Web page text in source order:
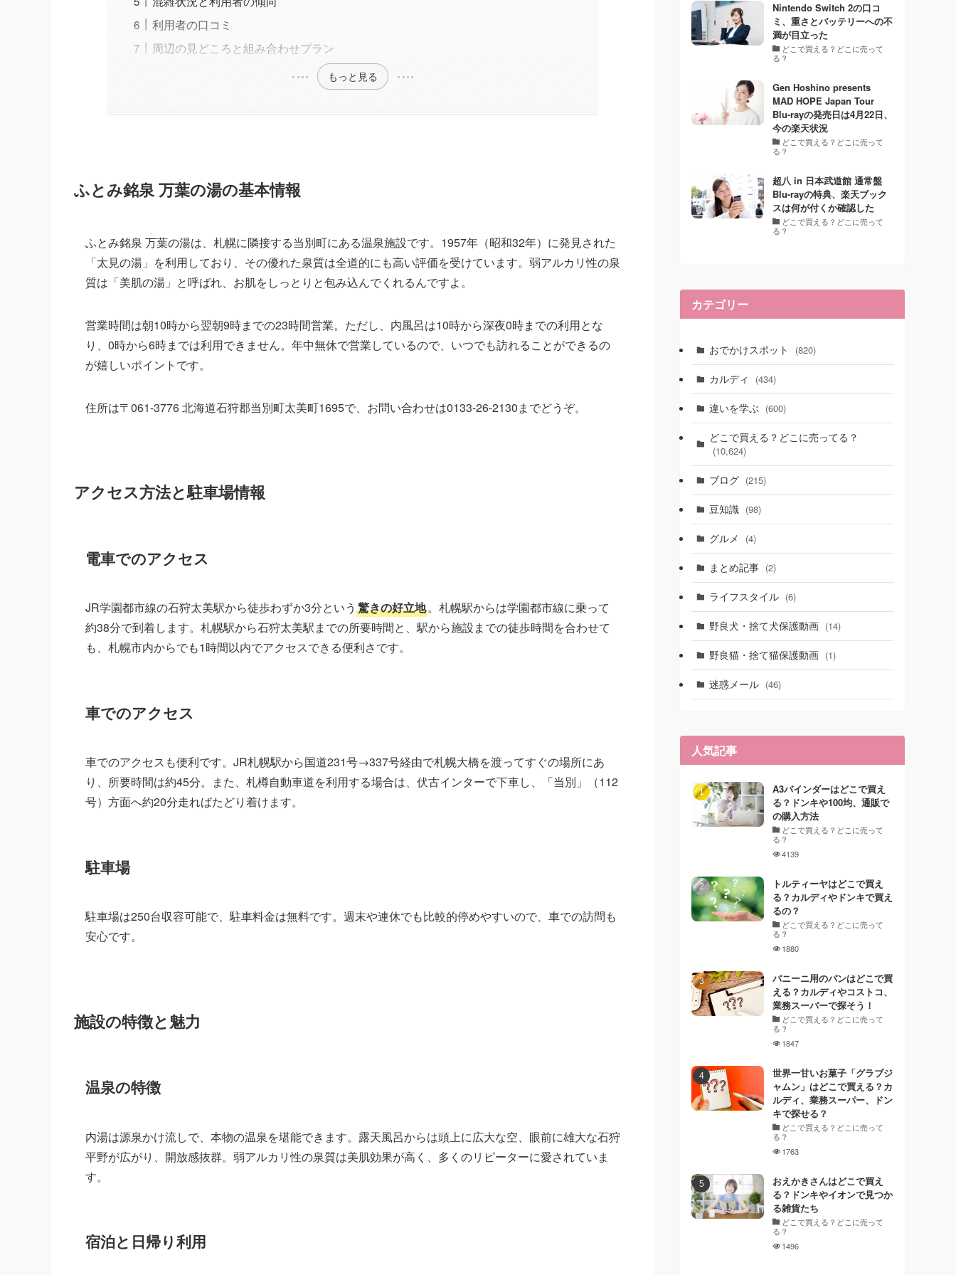
利用者の口コミ
周辺の見どころと組み合わせプラン
もっと見る
ふとみ銘泉 万葉の湯の基本情報
ふとみ銘泉 万葉の湯は、札幌に隣接する当別町にある温泉施設です。1957年（昭和32年）に発見された
「太見の湯」を利用しており、その優れた泉質は全道的にも高い評価を受けています。弱アルカリ性の泉
質は「美肌の湯」と呼ばれ、お肌をしっとりと包み込んでくれるんですよ。
営業時間は朝10時から翌朝9時までの23時間営業。ただし、内風呂は10時から深夜0時までの利用とな
り、0時から6時までは利用できません。年中無休で営業しているので、いつでも訪れることができるの
が嬉しいポイントです。
住所は〒061-3776 北海道石狩郡当別町太美町1695で、お問い合わせは0133-26-2130までどうぞ。
アクセス方法と駐車場情報
電車でのアクセス
JR学園都市線の石狩太美駅から徒歩わずか3分という 驚きの好立地。札幌駅からは学園都市線に乗って
約38分で到着します。札幌駅から石狩太美駅までの所要時間と、駅から施設までの徒歩時間を合わせて
も、札幌市内からでも1時間以内でアクセスできる便利さです。
車でのアクセス
車でのアクセスも便利です。JR札幌駅から国道231号→337号経由で札幌大橋を渡ってすぐの場所にあ
り、所要時間は約45分。また、札樽自動車道を利用する場合は、伏古インターで下車し、「当別」（112
号）方面へ約20分走ればたどり着けます。
駐車場
駐車場は250台収容可能で、駐車料金は無料です。週末や連休でも比較的停めやすいので、車での訪問も
安心です。
施設の特徴と魅力
温泉の特徴
内湯は源泉かけ流しで、本物の温泉を堪能できます。露天風呂からは頭上に広大な空、眼前に雄大な石狩
平野が広がり、開放感抜群。弱アルカリ性の泉質は美肌効果が高く、多くのリピーターに愛されていま
す。
宿泊と日帰り利用
Nintendo Switch 2の口コ
ミ、重さとバッテリーへの不
満が目立った
どこで買える？どこに売って
る？
Gen Hoshino presents
MAD HOPE Japan Tour
Blu-rayの発売日は4月22日、
今の楽天状況
どこで買える？どこに売って
る？
超八 in 日本武道館 通常盤
Blu-rayの特典、楽天ブック
スは何が付くか確認した
どこで買える？どこに売って
る？
カテゴリー
おでかけスポット (820)
カルディ (434)
違いを学ぶ (600)
どこで買える？どこに売ってる？
(10,624)
ブログ (215)
豆知識 (98)
グルメ (4)
まとめ記事 (2)
ライフスタイル (6)
野良犬・捨て犬保護動画 (14)
野良猫・捨て猫保護動画 (1)
迷惑メール (46)
人気記事
A3バインダーはどこで買え
る？ドンキや100均、通販で
の購入方法
どこで買える？どこに売って
る？
4139
トルティーヤはどこで買え
る？カルディやドンキで買え
るの？
どこで買える？どこに売って
る？
1880
パニーニ用のパンはどこで買
える？カルディやコストコ、
業務スーパーで探そう！
どこで買える？どこに売って
る？
1847
世界一甘いお菓子「グラブジ
ャムン」はどこで買える？カ
ルディ、業務スーパー、ドン
キで探せる？
どこで買える？どこに売って
る？
1763
おえかきさんはどこで買え
る？ドンキやイオンで見つか
る雑貨たち
どこで買える？どこに売って
る？
1496